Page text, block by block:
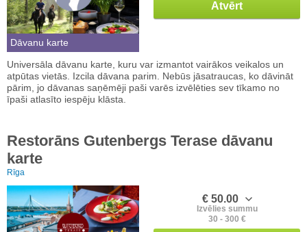
Dāvanu karte
Atvērt
Universāla dāvanu karte, kuru var izmantot vairākos veikalos un
atpūtas vietās. Izcila dāvana parim. Nebūs jāsatraucas, ko dāvināt
pārim, jo dāvanas saņēmēji paši varēs izvēlēties sev tīkamo no
īpaši atlasīto iespēju klāsta.
Restorāns Gutenbergs Terase dāvanu
karte
Rīga
€ 50.00
Izvēlies summu
30 - 300 €